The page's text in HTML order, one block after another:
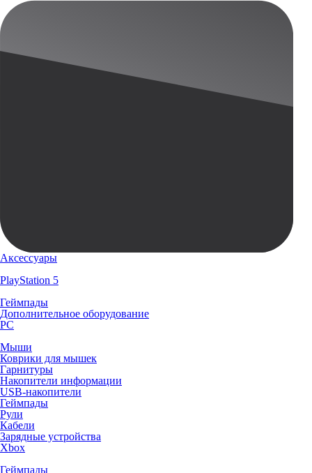
Аксессуары
PlayStation 5
Геймпады
Дополнительное оборудование
PC
Мыши
Коврики для мышек
Гарнитуры
Накопители информации
USB-накопители
Геймпады
Рули
Кабели
Зарядные устройства
Xbox
Геймпады